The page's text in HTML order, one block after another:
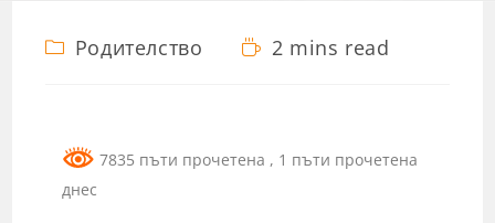
Родителство 2 mins read
7835 пъти прочетена , 1 пъти прочетена
днес